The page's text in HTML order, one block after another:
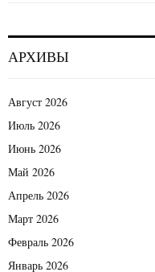
АРХИВЫ
Август 2026
Июль 2026
Июнь 2026
Май 2026
Апрель 2026
Март 2026
Февраль 2026
Январь 2026